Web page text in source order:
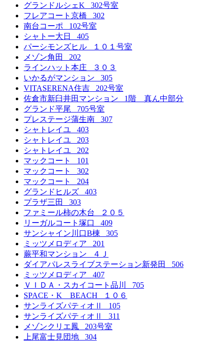
グランドルシェK 302号室
フレアコート京橋 302
南台コーポ 102号室
シャトー大日 405
パーシモンズヒル １０１号室
メゾン角田 202
ラインハット本庄 ３０３
いかるがマンション 305
VITASERENA住吉 202号室
佐倉市新臼井田マンション 1階 真ん中部分
グランド平尾 705号室
プレステージ蒲生南 307
シャトレイユ 403
シャトレイユ 203
シャトレイユ 202
マックコート 101
マックコート 302
マックコート 204
グランドヒルズ 403
プラザ三田 303
ファミール柿の木台 ２０５
リーガルコート塚口 409
サンシャイン川口B棟 305
ミッツメロディア 201
蕨平和マンション ４Ｊ
ダイアパレスライブステーション新発田 506
ミッツメロディア 407
ＶＩＤＡ・スカイコート品川 705
SPACE・K BEACH １０６
サンライズパティオⅡ 105
サンライズパティオⅡ 311
メゾンクリエ鳳 203号室
上尾富士見団地 304